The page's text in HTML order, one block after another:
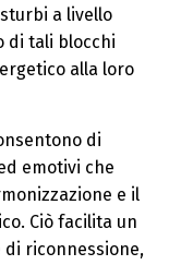
a livello
di tali blocchi
alla loro
di
emotivi che
e il
Ciò facilita un
riconnessione,